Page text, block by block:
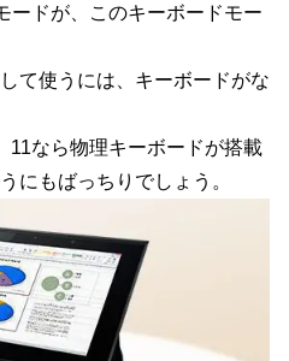
ドが、このキーボードモー
て使うには、キーボードがな
なら物理キーボードが搭載
にもばっちりでしょう。